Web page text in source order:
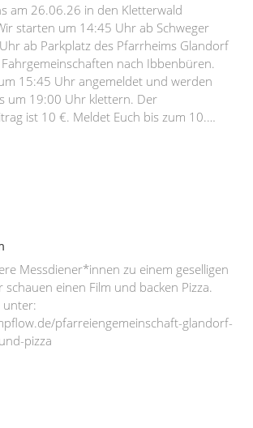
Laer
am 26.06.26 in den Kletterwald
starten um 14:45 Uhr ab Schweger
ab Parkplatz des Pfarrheims Glandorf
nach Ibbenbüren.
15:45 Uhr angemeldet und werden
um 19:00 Uhr klettern. Der
ist 10 €. Meldet Euch bis zum 10.…
Messdiener*innen zu einem geselligen
schauen einen Film und backen Pizza.
unter:
pfarreiengemeinschaft-glandorf-
pizza